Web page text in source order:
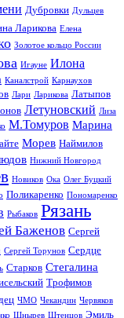
Дубровки Дульцев
Ларикова Елена
Золотое кольцо России
Игауне Илона
Каналстрой Карнаухов
Лари Ларикова Латыпов
Летуновский Лиза
М.Томуров Марина
Морев Наймилов
Нижний Новгород
Новиков Ока Олег Буцкий
Поликаренко Пономаренко
Рыбаков Рязань
Баженов Сергей
Сергей Торунов Сердце
Старков Стегалина
Трофимов
ЧМО Чекандин Червяков
Шнырев Штенцов Эмиль